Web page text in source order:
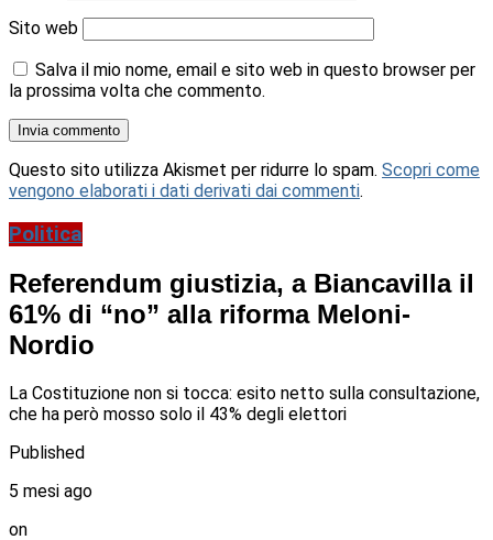
Sito web
Salva il mio nome, email e sito web in questo browser per
la prossima volta che commento.
Questo sito utilizza Akismet per ridurre lo spam. Scopri come
vengono elaborati i dati derivati dai commenti.
Politica
Referendum giustizia, a Biancavilla il
61% di “no” alla riforma Meloni-
Nordio
La Costituzione non si tocca: esito netto sulla consultazione,
che ha però mosso solo il 43% degli elettori
Published
5 mesi ago
on